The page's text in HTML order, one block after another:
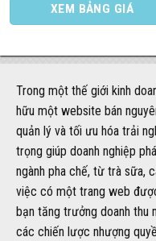
XEM BẢNG GIÁ
Trong một thế giới kinh
hữu một website bán
quản lý và tối ưu hóa trải
trọng giúp doanh nghiệp
ngành pha chế, từ trà sữa,
việc có một trang web
bạn tăng trưởng doanh thu
các chiến lược nhượng